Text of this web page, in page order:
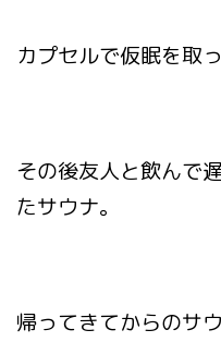
カプセルで仮眠を取
その後友人と飲んで
たサウナ。
帰ってきてからのサ